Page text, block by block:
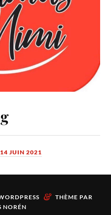
14 JUIN 2021
& THÈME PAR
NORÉN